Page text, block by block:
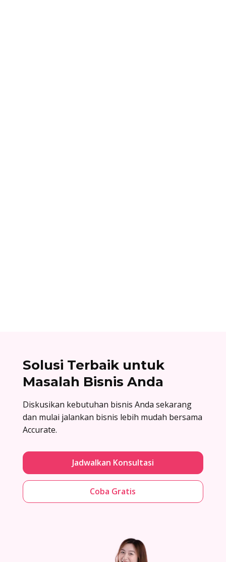
Solusi Terbaik untuk
Masalah Bisnis Anda
Diskusikan kebutuhan bisnis Anda sekarang
dan mulai jalankan bisnis lebih mudah bersama
Accurate.
Jadwalkan Konsultasi
Coba Gratis